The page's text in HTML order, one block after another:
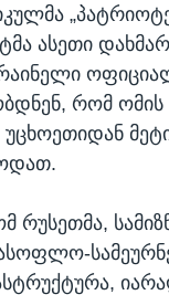
ასეთი
რომ ომის
რუსეთმა,